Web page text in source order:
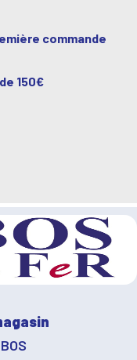
commande
150€